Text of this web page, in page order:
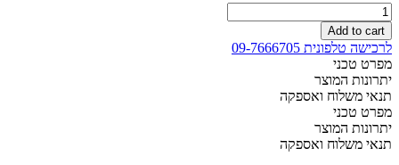
ספת
"לוטם"
הנפתחת
למיטה
זוגית
עם
ארגז
מצעים
quantity
Add to cart
לרכישה טלפונית 09-7666705
מפרט טכני
יתרונות המוצר
תנאי משלוח ואספקה
מפרט טכני
יתרונות המוצר
תנאי משלוח ואספקה